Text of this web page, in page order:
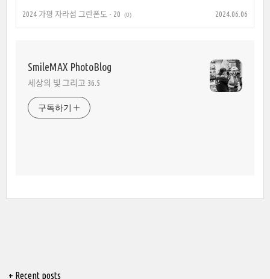
2024 가평 자라섬 그란폰도 - 20 (0) 2024.06.06
SmileMAX PhotoBlog
세상의 빛 그리고 36.5
구독하기
+ Recent posts